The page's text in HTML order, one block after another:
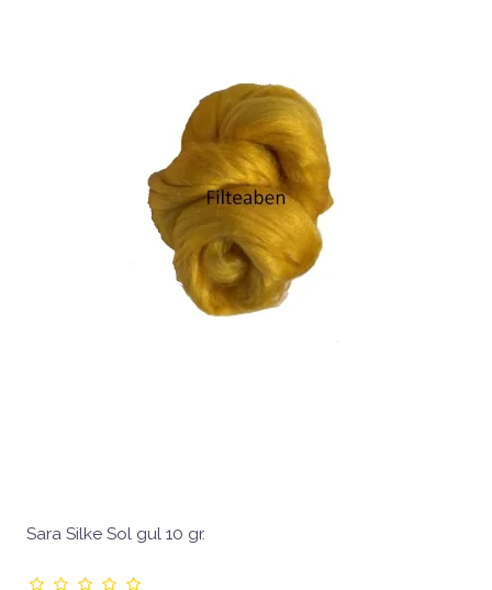
Sara Silke Sol gul 10 gr.